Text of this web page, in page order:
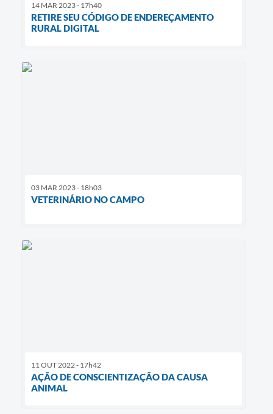
14 MAR 2023 - 17h40
RETIRE SEU CÓDIGO DE ENDEREÇAMENTO
RURAL DIGITAL
03 MAR 2023 - 18h03
VETERINÁRIO NO CAMPO
11 OUT 2022 - 17h42
AÇÃO DE CONSCIENTIZAÇÃO DA CAUSA
ANIMAL